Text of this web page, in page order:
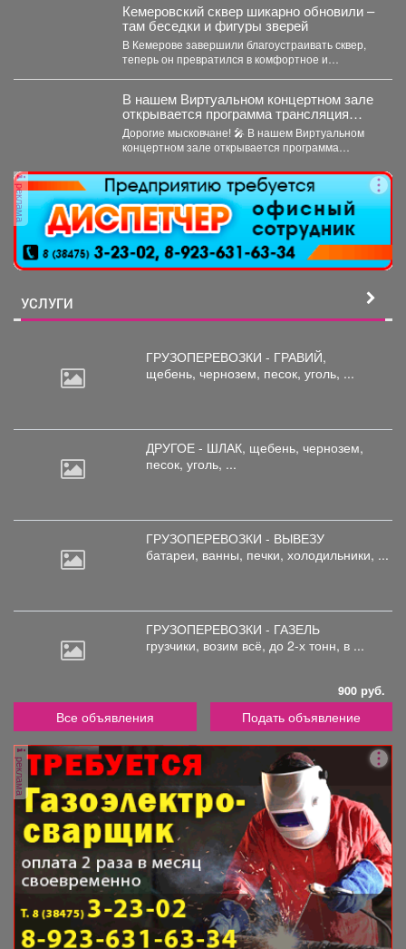
Кемеровский сквер шикарно обновили –
там беседки и фигуры зверей
В Кемерове завершили благоустраивать сквер,
теперь он превратился в комфортное и
В нашем Виртуальном концертном зале
открывается программа трансляция
концерта-караоке «Споём любимое и
родное»!
Дорогие мысковчане! 🎤 В нашем Виртуальном
концертном зале открывается программа
любимое...
реклама
УСЛУГИ
ГРУЗОПЕРЕВОЗКИ - ГРАВИЙ,
щебень, чернозем, песок, уголь, ...
ДРУГОЕ - ШЛАК, щебень, чернозем,
песок, уголь, ...
ГРУЗОПЕРЕВОЗКИ - ВЫВЕЗУ
батареи, ванны, печки, холодильники, ...
ГРУЗОПЕРЕВОЗКИ - ГАЗЕЛЬ
грузчики, возим всё, до 2-х тонн, в ...
900 руб.
Все объявления Подать объявление
реклама